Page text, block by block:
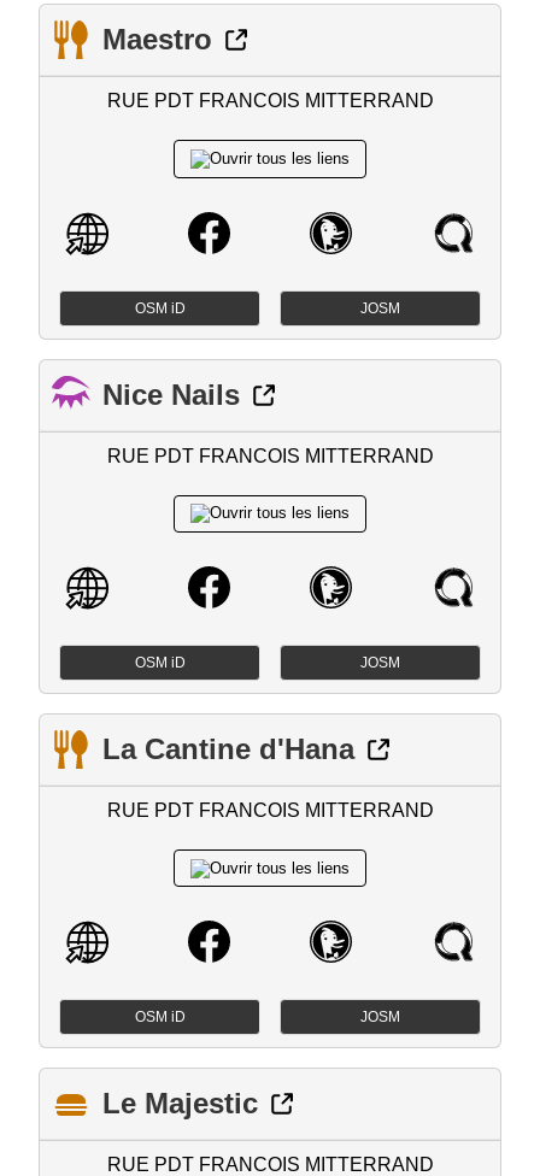
Maestro
RUE PDT FRANCOIS MITTERRAND
OSM iD JOSM
Nice Nails
RUE PDT FRANCOIS MITTERRAND
OSM iD JOSM
La Cantine d'Hana
RUE PDT FRANCOIS MITTERRAND
OSM iD JOSM
Le Majestic
RUE PDT FRANCOIS MITTERRAND